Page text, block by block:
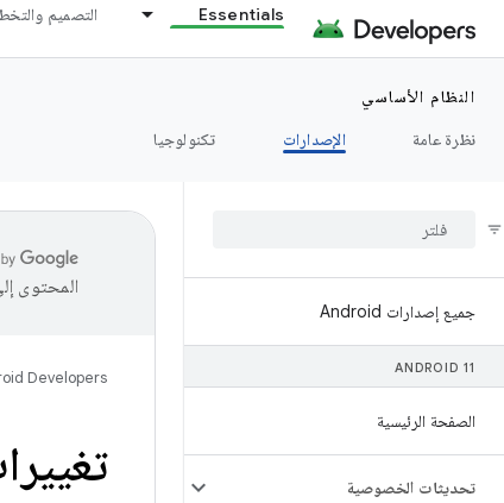
Essentials التصميم
النظام الأساسي
نظرة عامة
الإصدارات تكنولوجيا
جميع إصدارات Android
ANDROID 11
الصفحة الرئيسية
تحديثات الخصوصية
المحتوى
Developers